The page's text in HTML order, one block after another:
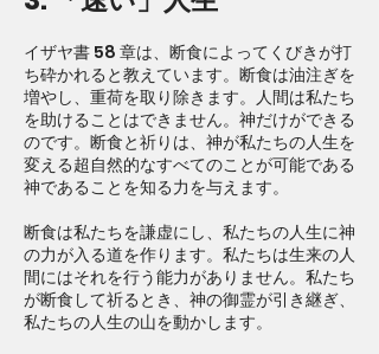
イザヤ書 58 章は、断食によってくびきが打
ち砕かれると教えています。断食は油注ぎを
増やし、重荷を取り除きます。人間は私たち
を助けることはできません。神だけができる
のです。断食と祈りは、神が私たちの人生を
変える超自然的なすべてのことが可能である
神であることを知る力を与えます。
断食は私たちを謙虚にし、私たちの人生に神
の力が入る道を作ります。私たちは生来の人
間にはそれを行う能力がありません。私たち
が断食して祈るとき、神の御霊が引き継ぎ、
私たちの人生の山を動かします。